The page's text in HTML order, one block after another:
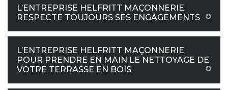
L’ENTREPRISE HELFRITT MAÇONNERIE
RESPECTE TOUJOURS SES ENGAGEMENTS
L’ENTREPRISE HELFRITT MAÇONNERIE
POUR PRENDRE EN MAIN LE NETTOYAGE DE
VOTRE TERRASSE EN BOIS